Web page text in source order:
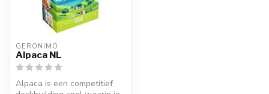
GERONIMO
Alpaca NL
Alpaca is een competitief